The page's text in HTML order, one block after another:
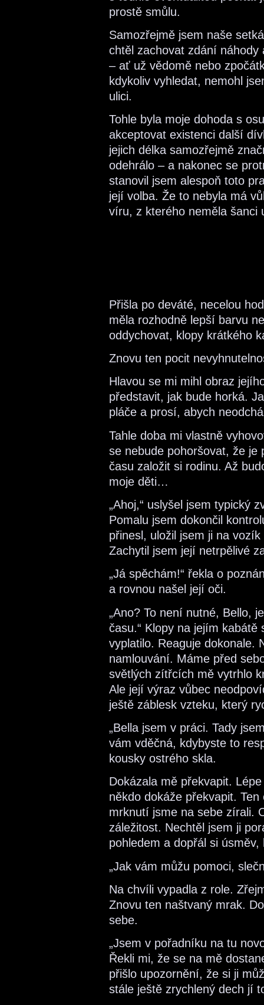
prostě smůlu.
Samozřejmě jsem naše
chtěl zachovat zdání
– ať už vědomě nebo
kdykoliv vyhledat, nemohl
ulici.
Tohle byla moje dohoda s
akceptovat existenci další
jejich délka samozřejmě
odehrálo – a nakonec se
stanovil jsem alespoň toto
její volba. Že to nebyla má
víru, z kterého neměla šanci
Přišla po deváté, necelou
měla rozhodně lepší barvu
oddychovat, klopy krátkého
Znovu ten pocit
Hlavou se mi mihl obraz
představit, jak bude horká.
pláče a prosí, abych
Tahle doba mi vlastně
se nebude pohoršovat, že
času založit si rodinu. Až
moje děti…
„Ahoj,“ uslyšel jsem typický
Pomalu jsem dokončil
přinesl, uložil jsem ji na
Zachytil jsem její netrpělivé
„Já spěchám!“ řekla o
a rovnou našel její oči.
„Ano? To není nutné, Bello,
času.“ Klopy na jejím
vyplatilo. Reaguje dokonale.
namlouvání. Máme před
světlých zítřcích mě vytrhlo
Ale její výraz vůbec
ještě záblesk vzteku, který
„Bella jsem v práci. Tady
vám vděčná, kdybyste to
kousky ostrého skla.
Dokázala mě překvapit.
někdo dokáže překvapit.
mrknutí jsme na sebe zírali.
záležitost. Nechtěl jsem ji
pohledem a dopřál si
„Jak vám můžu pomoci,
Na chvíli vypadla z role.
Znovu ten naštvaný mrak.
sebe.
„Jsem v pořadníku na tu
Řekli mi, že se na mě
přišlo upozornění, že si ji
stále ještě zrychlený dech jí